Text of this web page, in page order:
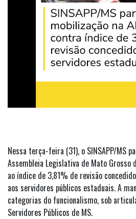
Nessa terça-feira (31), o SINSAPP/MS
Assembleia Legislativa de Mato Grosso
ao índice de 3,81% de revisão
aos servidores públicos estaduais. A
categorias do funcionalismo, sob
Servidores Públicos de MS.